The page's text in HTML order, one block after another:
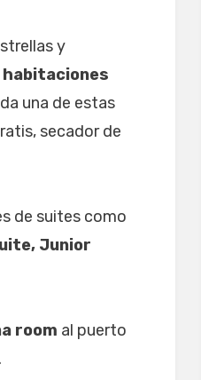
y
habitaciones
una de estas
secador de
de suites como
Junior
room al puerto